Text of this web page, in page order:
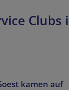
Clubs
kamen auf